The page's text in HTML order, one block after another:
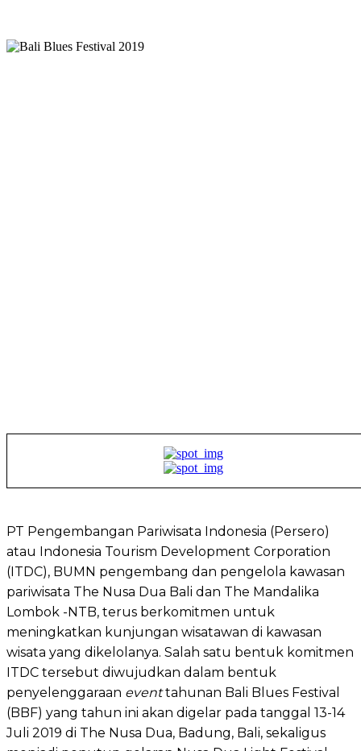
PT Pengembangan Pariwisata Indonesia (Persero)
atau Indonesia Tourism Development Corporation
(ITDC), BUMN pengembang dan pengelola kawasan
pariwisata The Nusa Dua Bali dan The Mandalika
Lombok -NTB, terus berkomitmen untuk
meningkatkan kunjungan wisatawan di kawasan
wisata yang dikelolanya. Salah satu bentuk komitmen
ITDC tersebut diwujudkan dalam bentuk
penyelenggaraan eventtahunan Bali Blues Festival
(BBF) yang tahun ini akan digelar pada tanggal 13-14
Juli 2019 di The Nusa Dua, Badung, Bali, sekaligus